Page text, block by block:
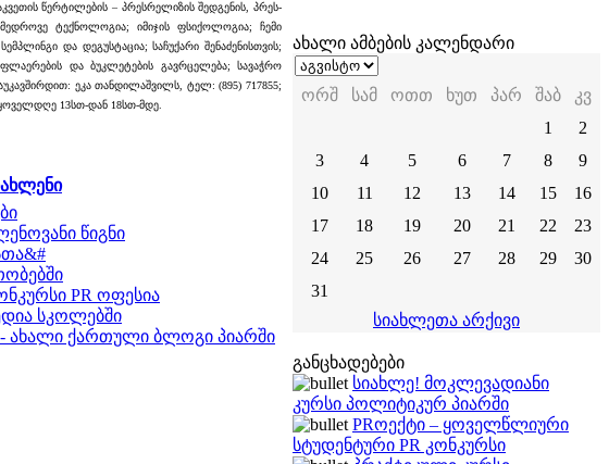
წერტილების – პრესრელიზის შედგენის, პრეს-
ტექნოლოგია; იმიჯის ფსიქოლოგია; ჩემი
და დეგუსტაცია; საჩუქარი შენაძენისთვის;
და ბუკლეტების გავრცელება; სავაჭრო
ეკა თანდილაშვილს, ტელ: (895) 717855;
13სთ-დან 18სთ-მდე.
წიგნი
PR ოფესია
სკოლებში
- ახალი ქართული ბლოგი პიარში
ახალი ამბების კალენდარი
ორშ სამ ოთთ ხუთ პარ შაბ
კვ
1
2
3
4 5 6 7 8
9
10
11 12 13 14 15
16
17
18 19 20 21 22
23
24
25 26 27 28 29
30
31
სიახლეთა არქივი
განცხადებები
სიახლე! მოკლევადიანი
კურსი პოლიტიკურ პიარში
PRოექტი – ყოველწლიური
სტუდენტური PR კონკურსი